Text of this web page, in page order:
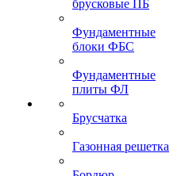
брусковые ПБ
Фундаментные
блоки ФБС
Фундаментные
плиты ФЛ
Брусчатка
Газонная решетка